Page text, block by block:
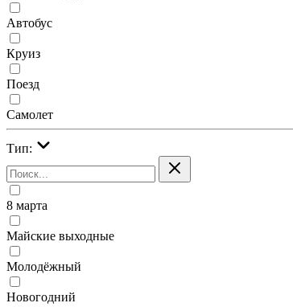
Автобус
Круиз
Поезд
Самолет
Тип:
8 марта
Майские выходные
Молодёжный
Новогодний